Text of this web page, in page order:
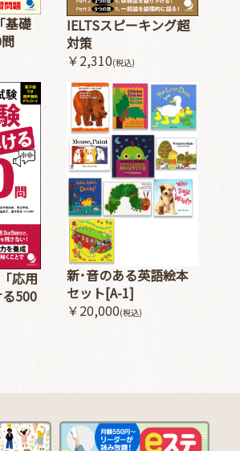
基礎
IELTSスピーキング超
対策
￥2,310(税込)
応用
500
新･音のある英語絵本
セット[A-1]
￥20,000(税込)